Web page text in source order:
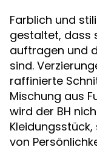
Farblich und
gestaltet, dass
auftragen und
sind.
raffinierte
Mischung aus
wird der BH
von